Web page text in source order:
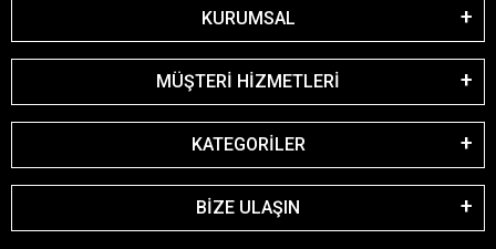
KURUMSAL
MÜŞTERİ HİZMETLERİ
KATEGORİLER
BİZE ULAŞIN